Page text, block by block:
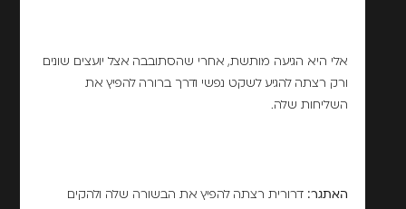
אלי היא הגיעה מותשת, אחרי שהסתובבה אצל יועצים שונים
ורק רצתה להגיע לשקט נפשי ודרך ברורה להפיץ את
השליחות שלה.
האתגר: דרורית רצתה להפיץ את הבשורה שלה ולהקים